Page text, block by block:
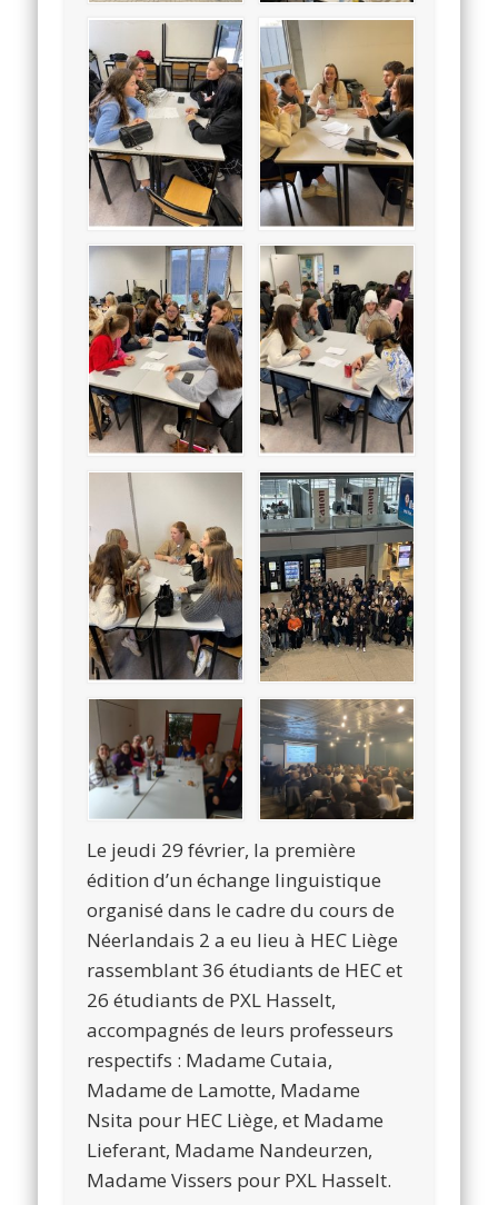
Le jeudi 29 février, la première
édition d’un échange linguistique
organisé dans le cadre du cours de
Néerlandais 2 a eu lieu à HEC Liège
rassemblant 36 étudiants de HEC et
26 étudiants de PXL Hasselt,
accompagnés de leurs professeurs
respectifs : Madame Cutaia,
Madame de Lamotte, Madame
Nsita pour HEC Liège, et Madame
Lieferant, Madame Nandeurzen,
Madame Vissers pour PXL Hasselt.